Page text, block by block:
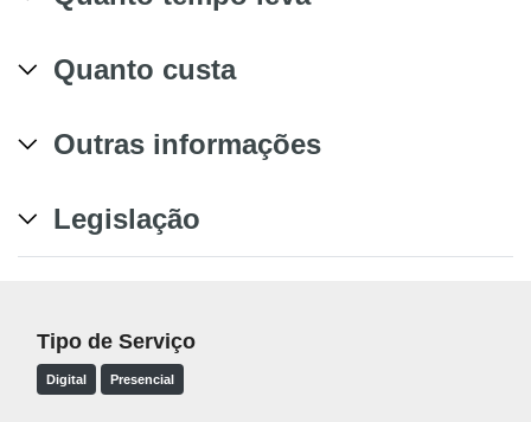
Quanto custa
Outras informações
Legislação
Tipo de Serviço
Digital Presencial